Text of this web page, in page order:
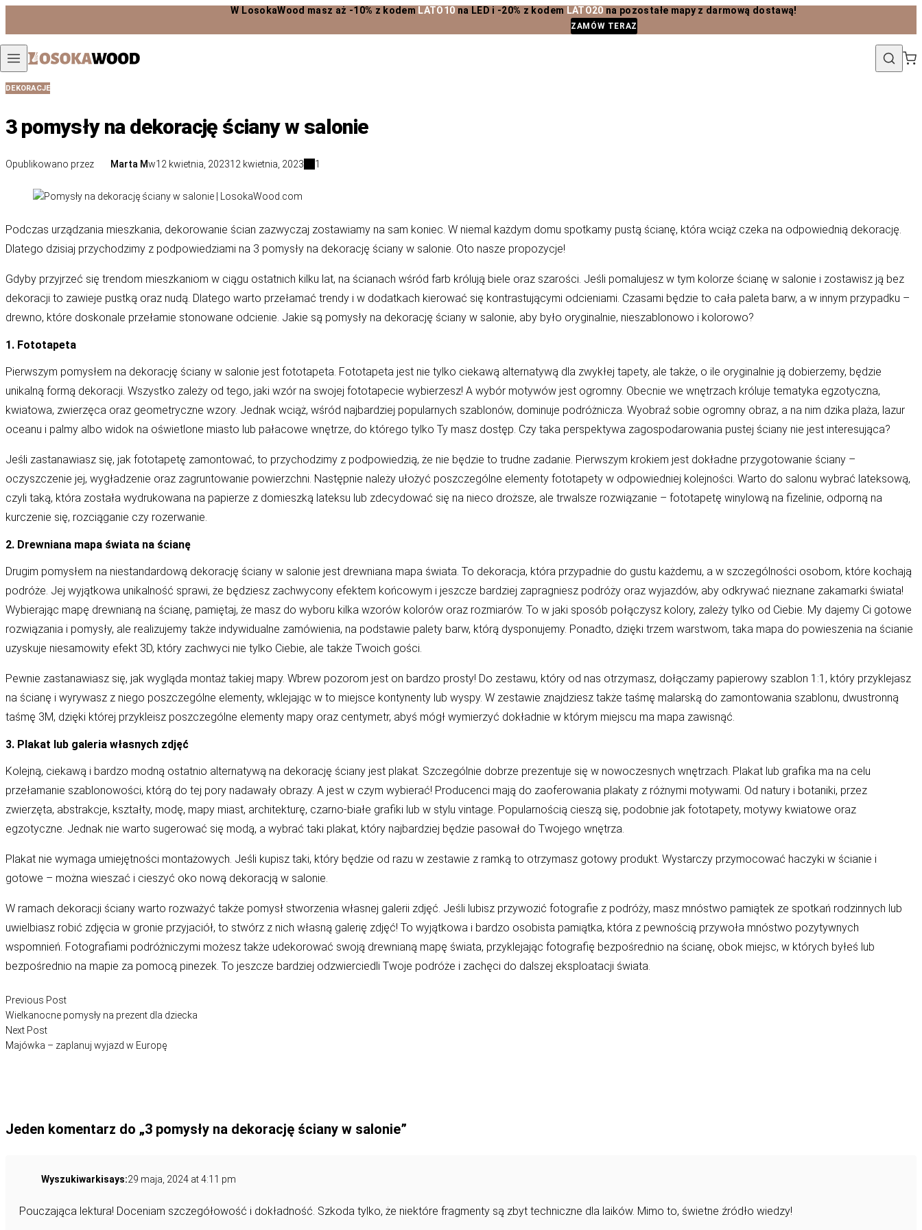
W LosokaWood masz aż -10% z kodem LATO10 na LED i -20% z kodem LATO20 na pozostałe mapy z darmową dostawą!
ZAMÓW TERAZ
DEKORACJE
3 pomysły na dekorację ściany w salonie
Opublikowano przez Marta Mw12 kwietnia, 202312 kwietnia, 2023 1
Podczas urządzania mieszkania, dekorowanie ścian zazwyczaj zostawiamy na sam koniec. W niemal każdym domu spotkamy pustą ścianę, która wciąż czeka na odpowiednią dekorację.
Dlatego dzisiaj przychodzimy z podpowiedziami na 3 pomysły na dekorację ściany w salonie. Oto nasze propozycje!
Gdyby przyjrzeć się trendom mieszkaniom w ciągu ostatnich kilku lat, na ścianach wśród farb królują biele oraz szarości. Jeśli pomalujesz w tym kolorze ścianę w salonie i zostawisz ją bez
dekoracji to zawieje pustką oraz nudą. Dlatego warto przełamać trendy i w dodatkach kierować się kontrastującymi odcieniami. Czasami będzie to cała paleta barw, a w innym przypadku –
drewno, które doskonale przełamie stonowane odcienie. Jakie są pomysły na dekorację ściany w salonie, aby było oryginalnie, nieszablonowo i kolorowo?
1. Fototapeta
Pierwszym pomysłem na dekorację ściany w salonie jest fototapeta. Fototapeta jest nie tylko ciekawą alternatywą dla zwykłej tapety, ale także, o ile oryginalnie ją dobierzemy, będzie
unikalną formą dekoracji. Wszystko zależy od tego, jaki wzór na swojej fototapecie wybierzesz! A wybór motywów jest ogromny. Obecnie we wnętrzach króluje tematyka egzotyczna,
kwiatowa, zwierzęca oraz geometryczne wzory. Jednak wciąż, wśród najbardziej popularnych szablonów, dominuje podróżnicza. Wyobraź sobie ogromny obraz, a na nim dzika plaża, lazur
oceanu i palmy albo widok na oświetlone miasto lub pałacowe wnętrze, do którego tylko Ty masz dostęp. Czy taka perspektywa zagospodarowania pustej ściany nie jest interesująca?
Jeśli zastanawiasz się, jak fototapetę zamontować, to przychodzimy z podpowiedzią, że nie będzie to trudne zadanie. Pierwszym krokiem jest dokładne przygotowanie ściany –
oczyszczenie jej, wygładzenie oraz zagruntowanie powierzchni. Następnie należy ułożyć poszczególne elementy fototapety w odpowiedniej kolejności. Warto do salonu wybrać lateksową,
czyli taką, która została wydrukowana na papierze z domieszką lateksu lub zdecydować się na nieco droższe, ale trwalsze rozwiązanie – fototapetę winylową na fizelinie, odporną na
kurczenie się, rozciąganie czy rozerwanie.
2. Drewniana mapa świata na ścianę
Drugim pomysłem na niestandardową dekorację ściany w salonie jest drewniana mapa świata. To dekoracja, która przypadnie do gustu każdemu, a w szczególności osobom, które kochają
podróże. Jej wyjątkowa unikalność sprawi, że będziesz zachwycony efektem końcowym i jeszcze bardziej zapragniesz podróży oraz wyjazdów, aby odkrywać nieznane zakamarki świata!
Wybierając mapę drewnianą na ścianę, pamiętaj, że masz do wyboru kilka wzorów kolorów oraz rozmiarów. To w jaki sposób połączysz kolory, zależy tylko od Ciebie. My dajemy Ci gotowe
rozwiązania i pomysły, ale realizujemy także indywidualne zamówienia, na podstawie palety barw, którą dysponujemy. Ponadto, dzięki trzem warstwom, taka mapa do powieszenia na ścianie
uzyskuje niesamowity efekt 3D, który zachwyci nie tylko Ciebie, ale także Twoich gości.
Pewnie zastanawiasz się, jak wygląda montaż takiej mapy. Wbrew pozorom jest on bardzo prosty! Do zestawu, który od nas otrzymasz, dołączamy papierowy szablon 1:1, który przyklejasz
na ścianę i wyrywasz z niego poszczególne elementy, wklejając w to miejsce kontynenty lub wyspy. W zestawie znajdziesz także taśmę malarską do zamontowania szablonu, dwustronną
taśmę 3M, dzięki której przykleisz poszczególne elementy mapy oraz centymetr, abyś mógł wymierzyć dokładnie w którym miejscu ma mapa zawisnąć.
3. Plakat lub galeria własnych zdjęć
Kolejną, ciekawą i bardzo modną ostatnio alternatywą na dekorację ściany jest plakat. Szczególnie dobrze prezentuje się w nowoczesnych wnętrzach. Plakat lub grafika ma na celu
przełamanie szablonowości, którą do tej pory nadawały obrazy. A jest w czym wybierać! Producenci mają do zaoferowania plakaty z różnymi motywami. Od natury i botaniki, przez
zwierzęta, abstrakcje, kształty, modę, mapy miast, architekturę, czarno-białe grafiki lub w stylu vintage. Popularnością cieszą się, podobnie jak fototapety, motywy kwiatowe oraz
egzotyczne. Jednak nie warto sugerować się modą, a wybrać taki plakat, który najbardziej będzie pasował do Twojego wnętrza.
Plakat nie wymaga umiejętności montażowych. Jeśli kupisz taki, który będzie od razu w zestawie z ramką to otrzymasz gotowy produkt. Wystarczy przymocować haczyki w ścianie i
gotowe – można wieszać i cieszyć oko nową dekoracją w salonie.
W ramach dekoracji ściany warto rozważyć także pomysł stworzenia własnej galerii zdjęć. Jeśli lubisz przywozić fotografie z podróży, masz mnóstwo pamiątek ze spotkań rodzinnych lub
uwielbiasz robić zdjęcia w gronie przyjaciół, to stwórz z nich własną galerię zdjęć! To wyjątkowa i bardzo osobista pamiątka, która z pewnością przywoła mnóstwo pozytywnych
wspomnień. Fotografiami podróżniczymi możesz także udekorować swoją drewnianą mapę świata, przyklejając fotografię bezpośrednio na ścianę, obok miejsc, w których byłeś lub
bezpośrednio na mapie za pomocą pinezek. To jeszcze bardziej odzwierciedli Twoje podróże i zachęci do dalszej eksploatacji świata.
Nawigacja
Previous PostPrevious post:
Wielkanocne pomysły na prezent dla dziecka
Next PostNext post:
Majówka – zaplanuj wyjazd w Europę
Jeden komentarz do „3 pomysły na dekorację ściany w salonie”
Wyszukiwarkisays:29 maja, 2024 at 4:11 pm
Pouczająca lektura! Doceniam szczegółowość i dokładność. Szkoda tylko, że niektóre fragmenty są zbyt techniczne dla laików. Mimo to, świetne źródło wiedzy!